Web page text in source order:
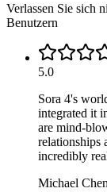
Verlassen Sie sich
Benutzern
5.0
Sora 4's
integrated it
are mind-
relationships
incredibly
Michael Chen